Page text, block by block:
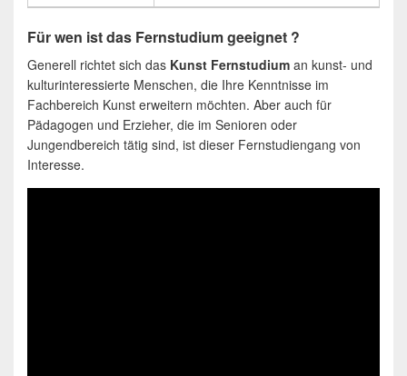
Für wen ist das Fernstudium geeignet ?
Generell richtet sich das Kunst Fernstudium an kunst- und
kulturinteressierte Menschen, die Ihre Kenntnisse im
Fachbereich Kunst erweitern möchten. Aber auch für
Pädagogen und Erzieher, die im Senioren oder
Jungendbereich tätig sind, ist dieser Fernstudiengang von
Interesse.